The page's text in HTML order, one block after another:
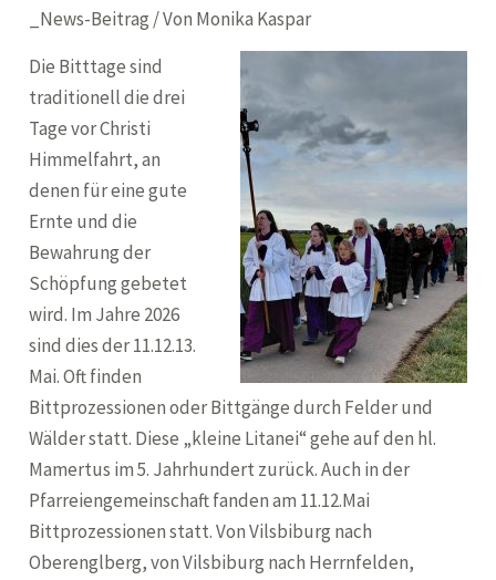
_News-Beitrag / Von Monika Kaspar
Die Bitttage sind
traditionell die drei
Tage vor Christi
Himmelfahrt, an
denen für eine gute
Ernte und die
Bewahrung der
Schöpfung gebetet
wird. Im Jahre 2026
sind dies der 11.12.13.
Mai. Oft finden
Bittprozessionen oder Bittgänge durch Felder und
Wälder statt. Diese „kleine Litanei“ gehe auf den hl.
Mamertus im 5. Jahrhundert zurück. Auch in der
Pfarreiengemeinschaft fanden am 11.12.Mai
Bittprozessionen statt. Von Vilsbiburg nach
Oberenglberg, von Vilsbiburg nach Herrnfelden,